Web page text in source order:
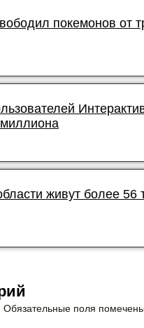
покемонов от
живут более
Обязательные поля